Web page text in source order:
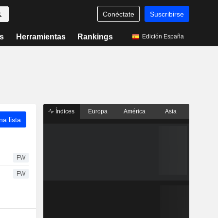
Conéctate Suscribirse
Herramientas Rankings Edición España
lista
FW
FW
Índices Europa América Asia